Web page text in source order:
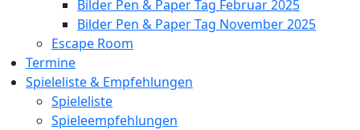
Bilder Pen & Paper Tag Februar 2025
Bilder Pen & Paper Tag November 2025
Escape Room
Termine
Spieleliste & Empfehlungen
Spieleliste
Spieleempfehlungen